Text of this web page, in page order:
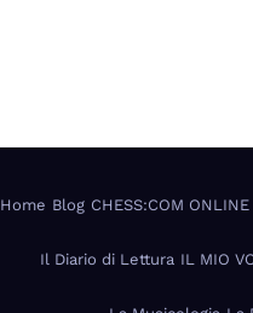
Home Blog CHESS:COM ONLINE
Il Diario di Lettura IL MIO